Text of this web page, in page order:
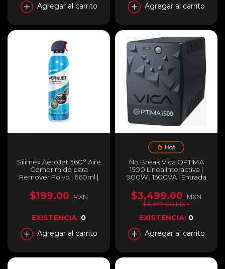
Agregar al carrito
Agregar al carrito
Silimex AeroJet 360° Aire
Comprimido para
Remover Polvo | 660ml |
$199.00 MXN
EXISTENCIA: 0
Agregar al carrito
No Break Vica OPTIMA
1500 Línea Interactiva |
900W | 1500VA | Entrada
OPTIMA1500
$3,499.00
MXN
$3,599.00 MXM
EXISTENCIA: 0
Agregar al carrito